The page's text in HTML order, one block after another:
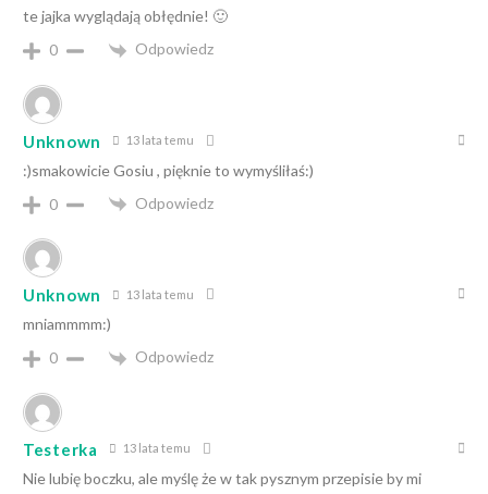
te jajka wyglądają obłędnie! 🙂
0
Odpowiedz
Unknown 13 lata temu
:)smakowicie Gosiu , pięknie to wymyśliłaś:)
0
Odpowiedz
Unknown 13 lata temu
mniammmm:)
0
Odpowiedz
Testerka 13 lata temu
Nie lubię boczku, ale myślę że w tak pysznym przepisie by mi